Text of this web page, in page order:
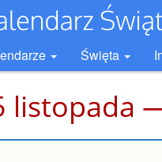
Święta
listopada